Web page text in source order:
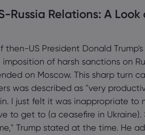
Silence in Moscow
Pressure
of Sanctions on Energy
Russia Relations: A
then-US President Donald
of harsh sanctions on
on Moscow. This sharp turn
was described as "very
I just felt it was inappropriate
to get to (a ceasefire in
Trump stated at the time. He